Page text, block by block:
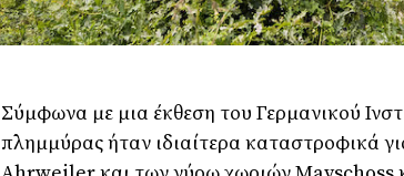
Σύμφωνα με μια έκθεση του Γερμανικού
πλημμύρας ήταν ιδιαίτερα καταστροφικά